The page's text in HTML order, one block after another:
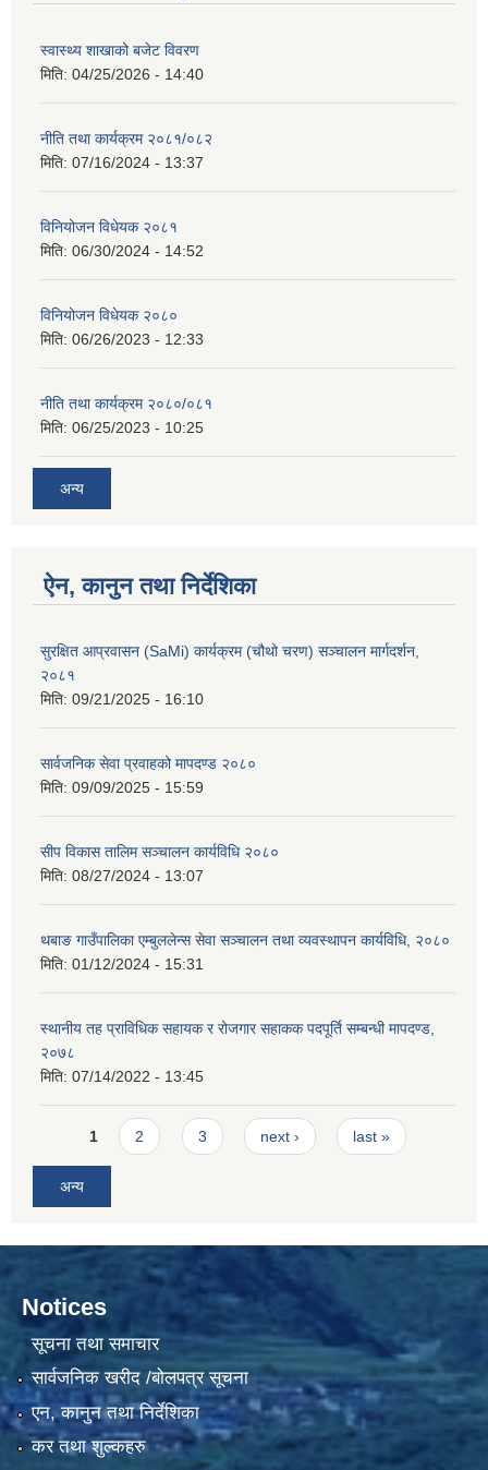
स्वास्थ्य शाखाको बजेट विवरण
मिति: 04/25/2026 - 14:40
नीति तथा कार्यक्रम २०८१/०८२
मिति: 07/16/2024 - 13:37
विनियोजन विधेयक २०८१
मिति: 06/30/2024 - 14:52
विनियोजन विधेयक २०८०
मिति: 06/26/2023 - 12:33
नीति तथा कार्यक्रम २०८०/०८१
मिति: 06/25/2023 - 10:25
अन्य
ऐन, कानुन तथा निर्देशिका
सुरक्षित आप्रवासन (SaMi) कार्यक्रम (चौथो चरण) सञ्चालन मार्गदर्शन,
२०८१
मिति: 09/21/2025 - 16:10
सार्वजनिक सेवा प्रवाहको मापदण्ड २०८०
मिति: 09/09/2025 - 15:59
सीप विकास तालिम सञ्चालन कार्यविधि २०८०
मिति: 08/27/2024 - 13:07
थबाङ गाउँपालिका एम्बुललेन्स सेवा सञ्चालन तथा व्यवस्थापन कार्यविधि, २०८०
मिति: 01/12/2024 - 15:31
स्थानीय तह प्राविधिक सहायक र रोजगार सहाकक पदपूर्ति सम्बन्धी मापदण्ड,
२०७८
मिति: 07/14/2022 - 13:45
Pages
1 2 3 next › last »
अन्य
Notices
सूचना तथा समाचार
सार्वजनिक खरीद /बोलपत्र सूचना
एन, कानुन तथा निर्देशिका
कर तथा शुल्कहरु